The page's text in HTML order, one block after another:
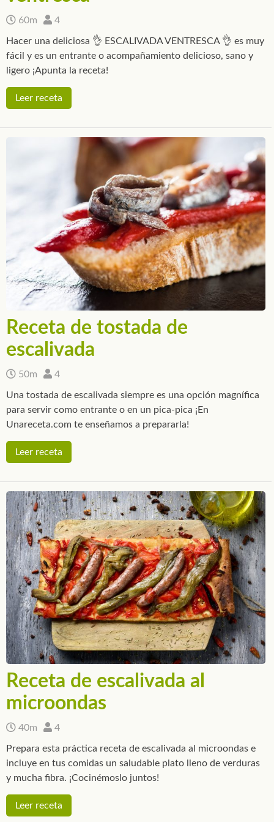
60m 4
Hacer una deliciosa 👌 ESCALIVADA VENTRESCA 👌 es muy
fácil y es un entrante o acompañamiento delicioso, sano y
ligero ¡Apunta la receta!
Leer receta
Receta de tostada de
escalivada
50m 4
Una tostada de escalivada siempre es una opción magnífica
para servir como entrante o en un pica-pica ¡En
Unareceta.com te enseñamos a prepararla!
Leer receta
Receta de escalivada al
microondas
40m 4
Prepara esta práctica receta de escalivada al microondas e
incluye en tus comidas un saludable plato lleno de verduras
y mucha fibra. ¡Cocinémoslo juntos!
Leer receta